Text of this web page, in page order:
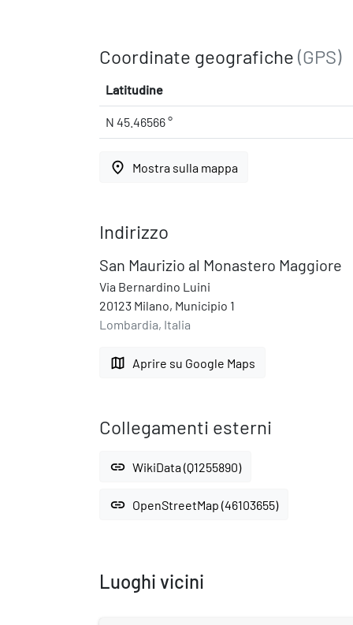
Coordinate geografiche (GPS)
Latitudine
N 45.46566 °
place Mostra sulla mappa
Indirizzo
San Maurizio al Monastero Maggiore
Via Bernardino Luini
20123 Milano, Municipio 1
Lombardia, Italia
map Aprire su Google Maps
Collegamenti esterni
link WikiData (Q1255890)
link OpenStreetMap (46103655)
Luoghi vicini